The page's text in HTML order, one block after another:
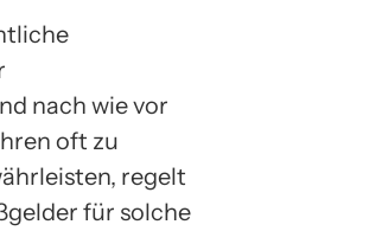
nach wie vor
oft zu
regelt
für solche